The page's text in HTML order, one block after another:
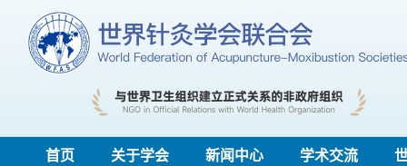
首页 关于学会 新闻中心 学术交流